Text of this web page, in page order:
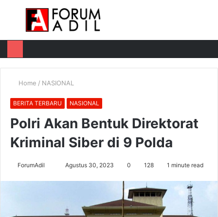
Menu
Home / NASIONAL
BERITA TERBARU NASIONAL
Polri Akan Bentuk Direktorat
Kriminal Siber di 9 Polda
ForumAdil Agustus 30, 2023 0 128 1 minute read